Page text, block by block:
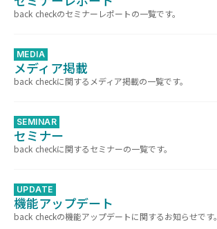
back checkのセミナーレポートの一覧です。
MEDIA
メディア掲載
back checkに関するメディア掲載の一覧です。
SEMINAR
セミナー
back checkに関するセミナーの一覧です。
UPDATE
機能アップデート
back checkの機能アップデートに関するお知らせです。